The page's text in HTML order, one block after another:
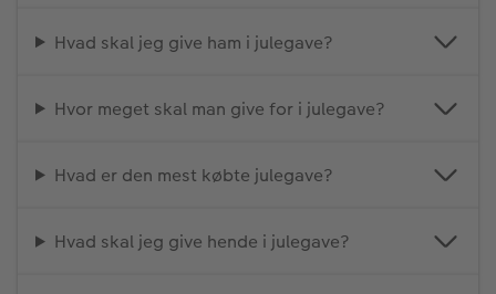
Hvad skal jeg give ham i julegave?
Hvor meget skal man give for i julegave?
Hvad er den mest købte julegave?
Hvad skal jeg give hende i julegave?